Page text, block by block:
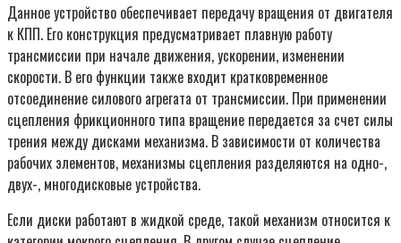
Данное устройство обеспечивает передачу вращения от двигателя
к КПП. Его конструкция предусматривает плавную работу
трансмиссии при начале движения, ускорении, изменении
скорости. В его функции также входит кратковременное
отсоединение силового агрегата от трансмиссии. При применении
сцепления фрикционного типа вращение передается за счет силы
трения между дисками механизма. В зависимости от количества
рабочих элементов, механизмы сцепления разделяются на одно-,
двух-, многодисковые устройства.
Если диски работают в жидкой среде, такой механизм относится к